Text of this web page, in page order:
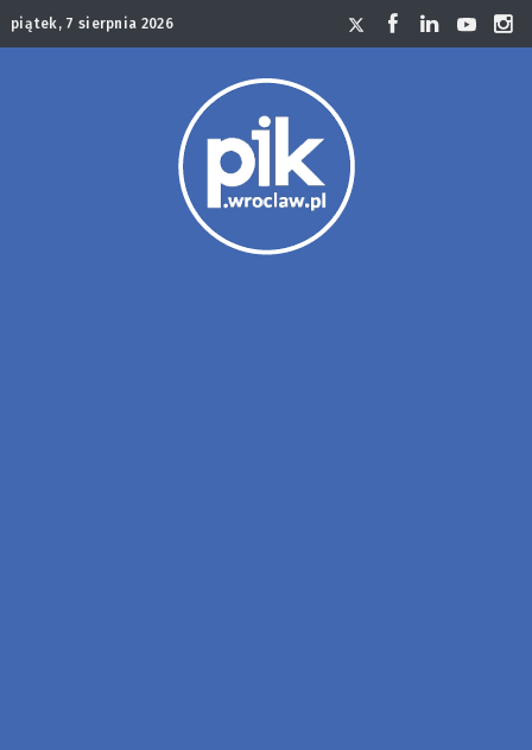
piątek, 7 sierpnia 2026